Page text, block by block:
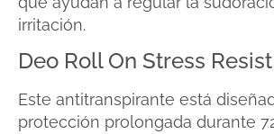
irritación.
Deo Roll On Stress
Este antitranspirante está
protección prolongada durante